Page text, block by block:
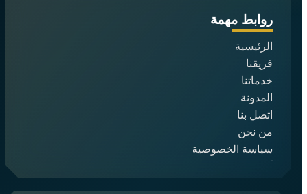
روابط مهمة
الرئيسية
فريقنا
خدماتنا
المدونة
اتصل بنا
من نحن
سياسة الخصوصية